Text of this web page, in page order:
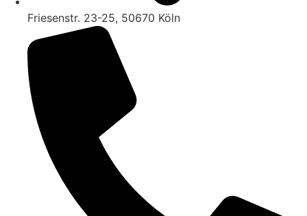
Friesenstr. 23-25, 50670 Köln